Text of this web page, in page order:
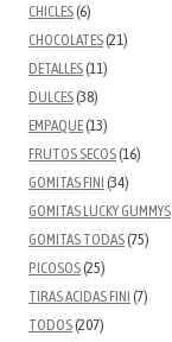
CHICLES(6)
CHOCOLATES(21)
DETALLES(11)
DULCES(38)
EMPAQUE(13)
FRUTOS SECOS(16)
GOMITAS FINI (34)
GOMITAS LUCKY GUMMYS
GOMITAS TODAS(75)
PICOSOS(25)
TIRAS ACIDAS FINI (7)
TODOS(207)